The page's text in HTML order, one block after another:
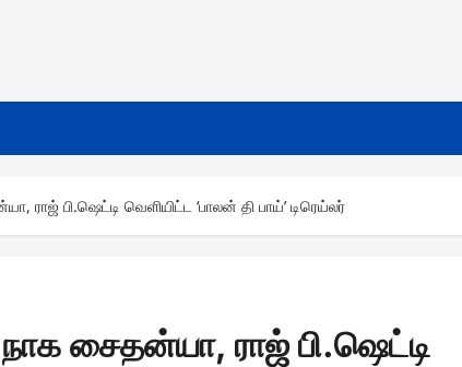
பி.ஷெட்டி வெளியிட்ட ‘பாலன் தி பாய்’ டிரெய்லர்
சைதன்யா, ராஜ் பி.ஷெட்டி